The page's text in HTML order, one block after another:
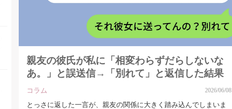
親友の彼氏が私に「相変わらずだらしないな
あ。」と誤送信→「別れて」と返信した結果
コラム 2026/06/08
とっさに返した一言が、親友の関係に大きく踏み込んでしまいま